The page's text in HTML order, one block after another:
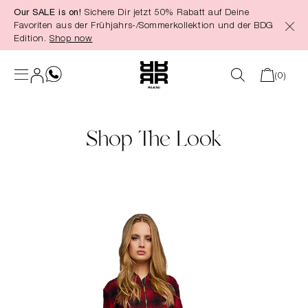
springen
Our SALE is on! Sichere Dir jetzt 50% Rabatt auf Deine
Favoriten aus der Frühjahrs-/Sommerkollektion und der BDG
Edition. Shop now
(0)
Shop The Look